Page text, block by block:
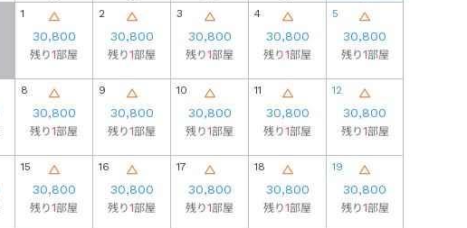
1
30,800
残り1部屋
2
30,800
残り1部屋
3
30,800
残り1部屋
4
30,800
残り1部屋
5
30,800
残り1部屋
8
30,800
残り1部屋
9
30,800
残り1部屋
10
30,800
残り1部屋
11
30,800
残り1部屋
12
30,800
残り1部屋
15
30,800
残り1部屋
16
30,800
残り1部屋
17
30,800
残り1部屋
18
30,800
残り1部屋
19
30,800
残り1部屋